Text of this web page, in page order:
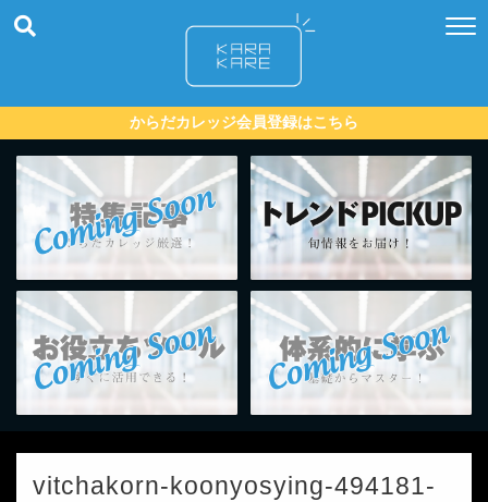
からだカレッジ会員登録はこちら
vitchakorn-koonyosying-494181-